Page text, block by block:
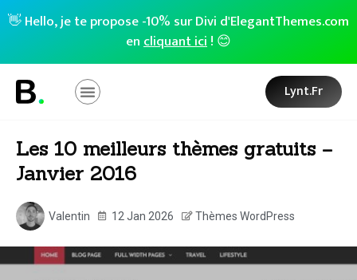
👋 Hello, je te propose -10% sur Divi d'ElegantThemes.com
encliquant ici! 😊
Lynt.fr
Les 10 meilleurs thèmes gratuits –
Janvier 2016
Valentin 12 Jan 2026 Thèmes WordPress